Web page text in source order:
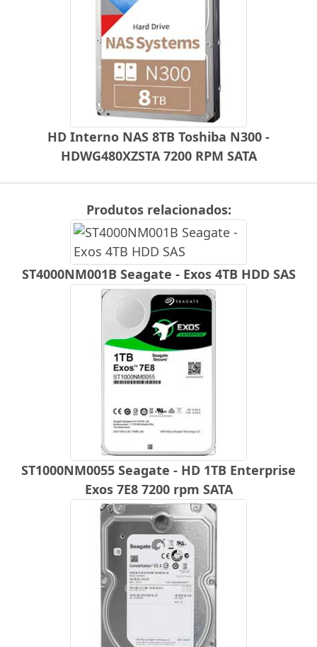
HD Interno NAS 8TB Toshiba N300 -
HDWG480XZSTA 7200 RPM SATA
Produtos relacionados:
ST4000NM001B Seagate - Exos 4TB HDD SAS
ST1000NM0055 Seagate - HD 1TB Enterprise
Exos 7E8 7200 rpm SATA